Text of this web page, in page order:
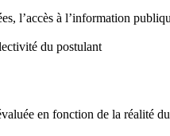
l’accès à l’information
du postulant
en fonction de la réalité